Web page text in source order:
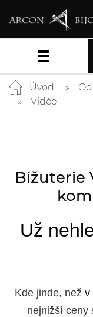
Úvod
Vidče
Bižuterie
Už
Kde jinde, než v
nejnižší ceny